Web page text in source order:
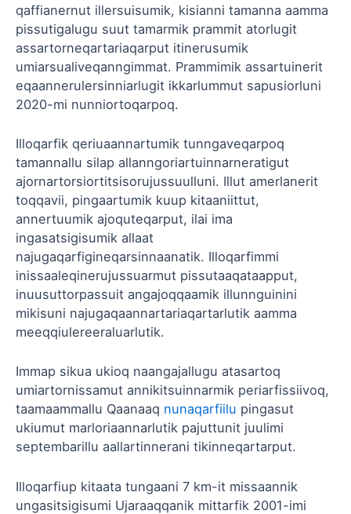
qaffianernut illersuisumik, kisianni tamanna aamma
pissutigalugu suut tamarmik prammit atorlugit
assartorneqartariaqarput itinerusumik
umiarsualiveqanngimmat. Prammimik assartuinerit
eqaannerulersinniarlugit ikkarlummut sapusiorluni
2020-mi nunniortoqarpoq.
Illoqarfik qeriuaannartumik tunngaveqarpoq
tamannallu silap allanngoriartuinnarneratigut
ajornartorsiortitsisorujussuulluni. Illut amerlanerit
toqqavii, pingaartumik kuup kitaaniittut,
annertuumik ajoquteqarput, ilai ima
ingasatsigisumik allaat
najugaqarfigineqarsinnaanatik. Illoqarfimmi
inissaaleqinerujussuarmut pissutaaqataapput,
inuusuttorpassuit angajoqqaamik illunnguinini
mikisuni najugaqaannartariaqartarlutik aamma
meeqqiulereeraluarlutik.
Immap sikua ukioq naangajallugu atasartoq
umiartornissamut annikitsuinnarmik periarfissiivoq,
taamaammallu Qaanaaq nunaqarfiilu pingasut
ukiumut marloriaannarlutik pajuttunit juulimi
septembarillu aallartinnerani tikinneqartarput.
Illoqarfiup kitaata tungaani 7 km-it missaannik
ungasitsigisumi Ujaraaqqanik mittarfik 2001-imi